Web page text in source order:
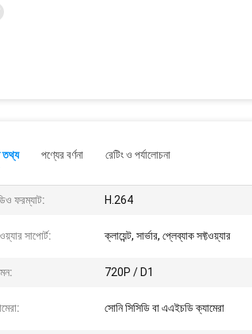
তথ্য পণ্যের বর্ণনা রেটিং ও পর্যালোচনা
ফরম্যাট: H.264
সাপোর্ট: ক্লায়েন্ট, সার্ভার, প্লেব্যাক সফ্টওয়্যার
720P / D1
সোনি সিসিডি বা এএইচডি ক্যামেরা